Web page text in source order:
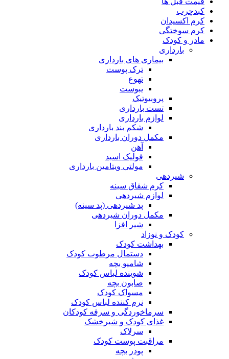
کبدچرب
کرم اکسیدان
کرم سوختگی
مادر و کودک
بارداری
بیماری های بارداری
ترک پوست
تهوع
یبوست
پروبیوتیک
تست بارداری
لوازم بارداری
شکم بند بارداری
مکمل دوران بارداری
آهن
فولیک اسید
مولتی ویتامین بارداری
شیردهی
کرم شقاق سینه
لوازم شیردهی
پد شیردهی (پد سینه)
مکمل دوران شیردهی
شیر افزا
کودک و نوزاد
بهداشت کودک
دستمال مرطوب کودک
شامپو بچه
شوینده لباس کودک
صابون بچه
مسواک کودک
نرم کننده لباس کودک
سرماخوردگی و سرفه کودکان
غذای کودک و شیرخشک
سرلاک
مراقبت پوست کودک
پودر بچه